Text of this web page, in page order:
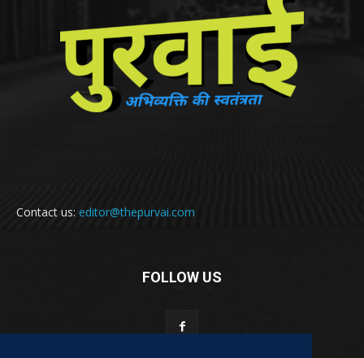
Contact us: editor@thepurvai.com
FOLLOW US